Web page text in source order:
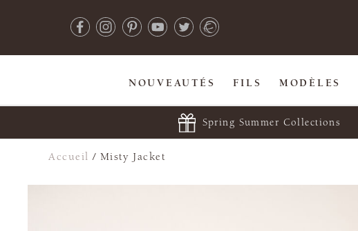
NOUVEAUTÉS FILS MODÈLES
Spring Summer Collections
Accueil / Misty Jacket